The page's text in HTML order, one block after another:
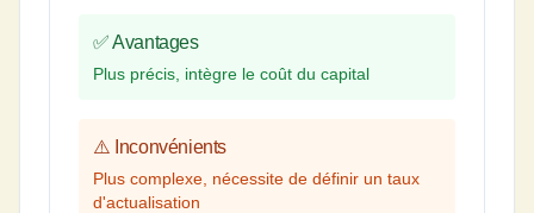
✅ Avantages
Plus précis, intègre le coût du capital
⚠️ Inconvénients
Plus complexe, nécessite de définir un taux
d'actualisation